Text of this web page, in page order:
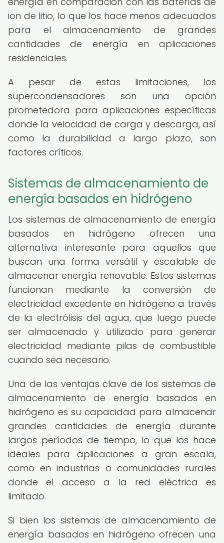
ion de litio, lo que los hace menos adecuados
para el almacenamiento de grandes
cantidades de energía en aplicaciones
residenciales.
A pesar de estas limitaciones, los
supercondensadores son una opción
prometedora para aplicaciones específicas
donde la velocidad de carga y descarga, así
como la durabilidad a largo plazo, son
factores críticos.
Sistemas de almacenamiento de
energía basados en hidrógeno
Los sistemas de almacenamiento de energía
basados en hidrógeno ofrecen una
alternativa interesante para aquellos que
buscan una forma versátil y escalable de
almacenar energía renovable. Estos sistemas
funcionan mediante la conversión de
electricidad excedente en hidrógeno a través
de la electrólisis del agua, que luego puede
ser almacenado y utilizado para generar
electricidad mediante pilas de combustible
cuando sea necesario.
Una de las ventajas clave de los sistemas de
almacenamiento de energía basados en
hidrógeno es su capacidad para almacenar
grandes cantidades de energía durante
largos períodos de tiempo, lo que los hace
ideales para aplicaciones a gran escala,
como en industrias o comunidades rurales
donde el acceso a la red eléctrica es
limitado.
Si bien los sistemas de almacenamiento de
energía basados en hidrógeno ofrecen una